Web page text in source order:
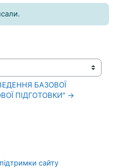
БАЗОВОЇ
ПІДГОТОВКИ" →
сайту